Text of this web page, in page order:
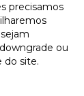
precisamos
ou
do site.